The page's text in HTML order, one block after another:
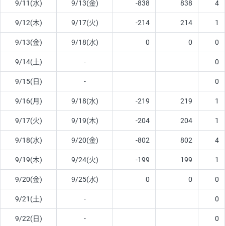
9/11(水) 9/13(金) -838 838 4
9/12(木) 9/17(火) -214 214 1
9/13(金) 9/18(水) 0 0 0
9/14(土) - 0
9/15(日) - 0
9/16(月) 9/18(水) -219 219 1
9/17(火) 9/19(木) -204 204 1
9/18(水) 9/20(金) -802 802 4
9/19(木) 9/24(火) -199 199 1
9/20(金) 9/25(水) 0 0 0
9/21(土) - 0
9/22(日) - 0